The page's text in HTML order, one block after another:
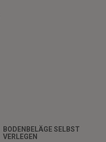
BODENBELÄGE SELBST
VERLEGEN